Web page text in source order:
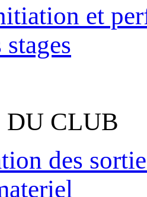
et
DU CLUB
des